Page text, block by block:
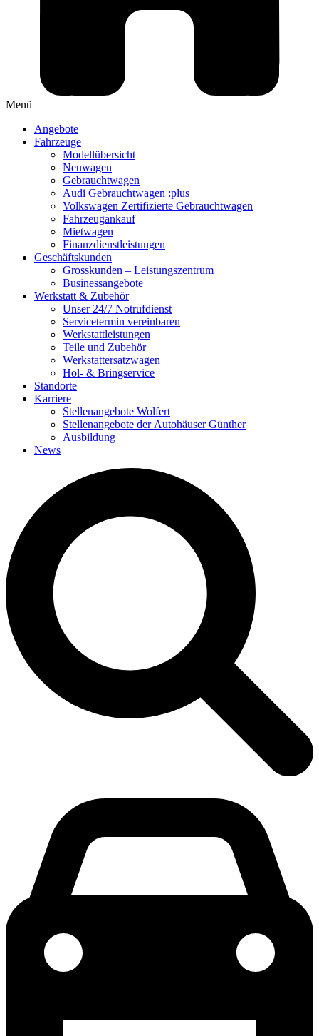
Menü
Angebote
Fahrzeuge
Modellübersicht
Neuwagen
Gebrauchtwagen
Audi Gebrauchtwagen :plus
Volkswagen Zertifizierte Gebrauchtwagen
Fahrzeugankauf
Mietwagen
Finanzdienstleistungen
Geschäftskunden
Grosskunden – Leistungszentrum
Businessangebote
Werkstatt & Zubehör
Unser 24/7 Notrufdienst
Servicetermin vereinbaren
Werkstattleistungen
Teile und Zubehör
Werkstattersatzwagen
Hol- & Bringservice
Standorte
Karriere
Stellenangebote Wolfert
Stellenangebote der Autohäuser Günther
Ausbildung
News